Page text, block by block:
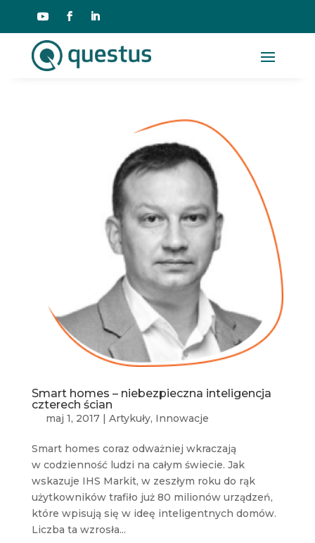
Smart homes – niebezpieczna inteligencja
czterech ścian
maj 1, 2017| Artykuły, Innowacje
Smart homes coraz odważniej wkraczają
w codzienność ludzi na całym świecie. Jak
wskazuje IHS Markit, w zeszłym roku do rąk
użytkowników trafiło już 80 milionów urządzeń,
które wpisują się w ideę inteligentnych domów.
Liczba ta wzrosła...